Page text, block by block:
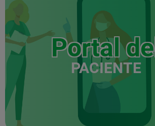
Portal del
PACIENTE